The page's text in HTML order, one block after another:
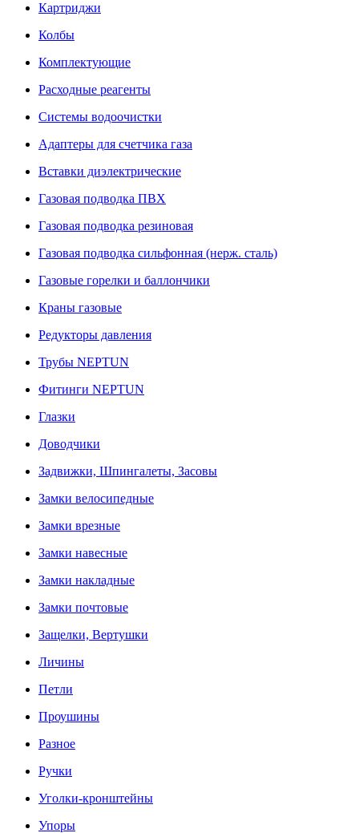
Картриджи
Колбы
Комплектующие
Расходные реагенты
Системы водоочистки
Адаптеры для счетчика газа
Вставки диэлектрические
Газовая подводка ПВХ
Газовая подводка резиновая
Газовая подводка сильфонная (нерж. сталь)
Газовые горелки и баллончики
Краны газовые
Редукторы давления
Трубы NEPTUN
Фитинги NEPTUN
Глазки
Доводчики
Задвижки, Шпингалеты, Засовы
Замки велосипедные
Замки врезные
Замки навесные
Замки накладные
Замки почтовые
Защелки, Вертушки
Личины
Петли
Проушины
Разное
Ручки
Уголки-кронштейны
Упоры